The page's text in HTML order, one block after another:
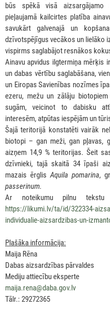
būs spēkā visā aizsargājamo
pieļaujamā kailcirtes platība
savukārt galvenajā un
dzīvotspējīgus vecākos un lielāko
vispirms saglabājot resnākos
Ainavu apvidus ilgtermiņa mērķis
un dabas vērtību saglabāšana,
un Eiropas Savienības nozīmes
ezeru, mežu un zālāju
sugām, veicinot to dabisku
interesēm, atpūtas iespējām un
Šajā teritorijā konstatēti vairāk
biotopi – gan meži, gan pļavas,
aizņem 14,9 % teritorijas. Šeit
dzīvnieki, tajā skaitā 34 īpaši
mazais ērglisAquila pomarina,
passerinum.
Ar noteikumu pilnu tekstu
https://likumi.lv/ta/id/322334-
individualie-aizsardzibas-un-
Plašāka informācija:
Maija Rēna
Dabas aizsardzības pārvaldes
Mediju attiecību eksperte
maija.rena@daba.gov.lv
Tālr.: 29272365